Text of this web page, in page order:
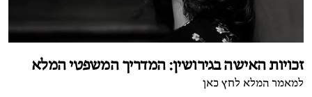
זכויות האישה בגירושין: המדריך המשפטי המלא
למאמר המלא לחץ כאן